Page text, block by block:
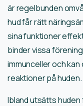
är regelbunden
hud får rätt
sina funktioner
binder vissa
immunceller och
reaktioner på huden.
Ibland utsätts